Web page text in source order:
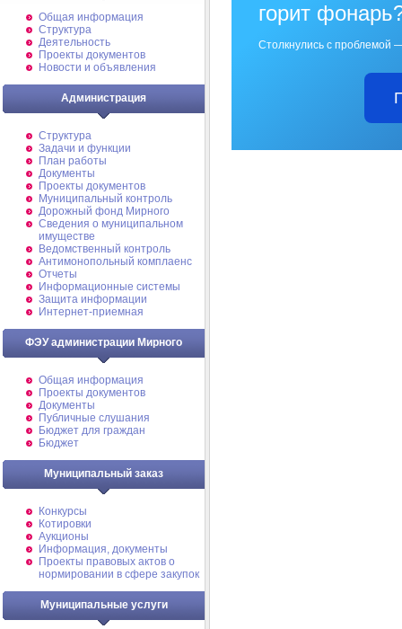
Общая информация
Структура
Деятельность
Проекты документов
Новости и объявления
Администрация
Структура
Задачи и функции
План работы
Документы
Проекты документов
Муниципальный контроль
Дорожный фонд Мирного
Cведения о муниципальном
имуществе
Ведомственный контроль
Антимонопольный комплаенс
Отчеты
Информационные системы
Защита информации
Интернет-приемная
ФЭУ администрации Мирного
Общая информация
Проекты документов
Документы
Публичные слушания
Бюджет для граждан
Бюджет
Муниципальный заказ
Конкурсы
Котировки
Аукционы
Информация, документы
Проекты правовых актов о
нормировании в сфере закупок
Муниципальные услуги
горит
Столкнулись с проблемой